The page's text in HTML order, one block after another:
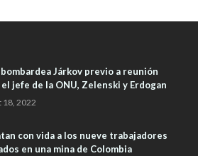
bombardea Járkov previo a reunión
jefe de la ONU, Zelenski y Erdogan
18, 2022
con vida a los nueve trabajadores
en una mina de Colombia